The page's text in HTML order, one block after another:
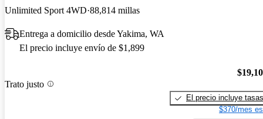
Unlimited Sport 4WD 88,814 millas
Entrega a domicilio desde Yakima, WA
El precio incluye envío de $1,899
Trato justo
El precio incluye tasas
$370/mes